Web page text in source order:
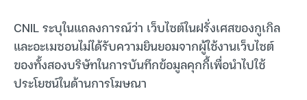
CNIL ระบุในแถลงการณ์ว่า เว็บไซต์ในฝรั่งเศสของกูเกิล
และอะเมซอนไม่ได้รับความยินยอมจากผู้ใช้งานเว็บไซต์
ของทั้งสองบริษัทในการบันทึกข้อมูลคุกกี้เพื่อนำไปใช้
ประโยชน์ในด้านการโฆษณา